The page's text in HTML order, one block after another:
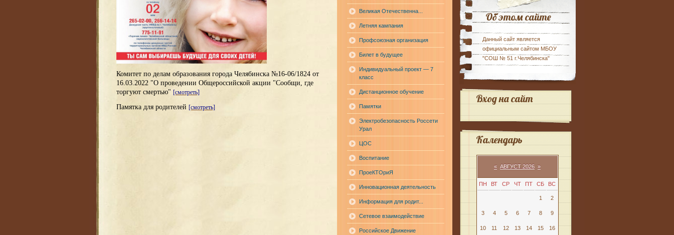
Комитет по делам образования города Челябинска №16-06/1824 от
16.03.2022 "О проведении Общероссийской акции "Сообщи, где
торгуют смертью" [смотреть]
Памятка для родителей [смотреть]
Великая Отечественна...
Летняя кампания
Профсоюзная организация
Билет в будущее
Индивидуальный проект — 7
класс
Дистанционное обучение
Памятки
Электробезопасность Россети
Урал
ЦОС
Воспитание
ПроеКТОриЯ
Инновационная деятельность
Информация для родит...
Сетевое взаимодействие
Российское Движение
Об этом сайте
Данный сайт является
официальным сайтом МБОУ
"СОШ № 51 г.Челябинска"
Вход на сайт
Календарь
« АВГУСТ 2026 »
ПН ВТ СР ЧТ ПТ СБ ВС
1 2
3 4 5 6 7 8 9
10 11 12 13 14 15 16